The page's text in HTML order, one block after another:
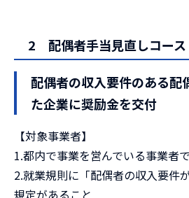
2 配偶者手当見直しコース
配偶者の収入要件のある配
た企業に奨励金を交付
【対象事業者】
1.都内で事業を営んでいる事業者
2.就業規則に「配偶者の収入要件
規定があること